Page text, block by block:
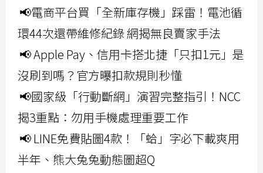
📢電商平台買「全新庫存機」踩雷！電池循
環44次還帶維修紀錄 網揭無良賣家手法
📢 Apple Pay、信用卡搭北捷「只扣1元」是
沒刷到嗎？官方曝扣款規則秒懂
📢國家級「行動斷網」演習完整指引！NCC
揭3重點：勿用手機處理重要工作
📢 LINE免費貼圖4款！「蛤」字必下載爽用
半年、熊大兔兔動態圖超Q